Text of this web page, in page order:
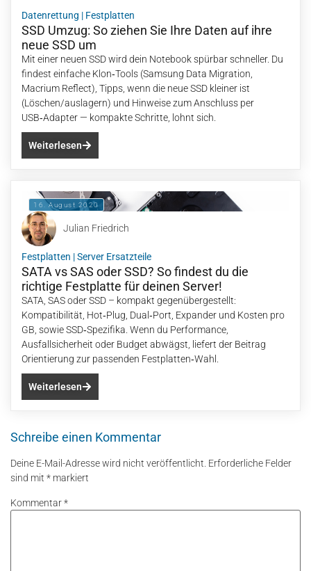
Datenrettung | Festplatten
SSD Umzug: So ziehen Sie Ihre Daten auf ihre
neue SSD um
Mit einer neuen SSD wird dein Notebook spürbar schneller. Du
findest einfache Klon‑Tools (Samsung Data Migration,
Macrium Reflect), Tipps, wenn die neue SSD kleiner ist
(Löschen/auslagern) und Hinweise zum Anschluss per
USB‑Adapter — kompakte Schritte, lohnt sich.
Weiterlesen
16. August 2020
Julian Friedrich
Festplatten |Server Ersatzteile
SATA vs SAS oder SSD? So findest du die
richtige Festplatte für deinen Server!
SATA, SAS oder SSD – kompakt gegenübergestellt:
Kompatibilität, Hot‑Plug, Dual‑Port, Expander und Kosten pro
GB, sowie SSD‑Spezifika. Wenn du Performance,
Ausfallsicherheit oder Budget abwägst, liefert der Beitrag
Orientierung zur passenden Festplatten‑Wahl.
Weiterlesen
Schreibe einen Kommentar
Deine E-Mail-Adresse wird nicht veröffentlicht. Erforderliche Felder
sind mit * markiert
Kommentar*